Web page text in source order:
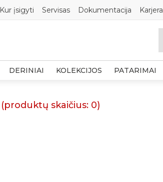
Kur įsigyti Servisas Dokumentacija Karjera
DERINIAI KOLEKCIJOS PATARIMAI
(produktų skaičius: 0)